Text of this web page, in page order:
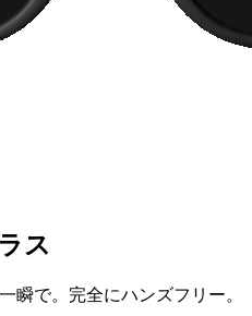
ス
瞬で。完全にハンズフリー。